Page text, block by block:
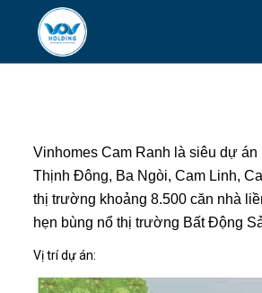
Vinhomes Cam Ranh là siêu dự
Thịnh Đông, Ba Ngòi, Cam Linh,
thị trường khoảng 8.500 căn nhà
hẹn bùng nổ thị trường Bất Động
Vị trí dự án: